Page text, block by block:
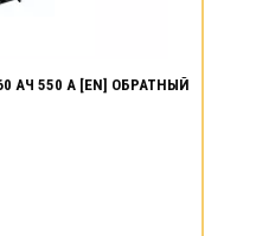
60 АЧ 550 А [EN] ОБРАТНЫЙ